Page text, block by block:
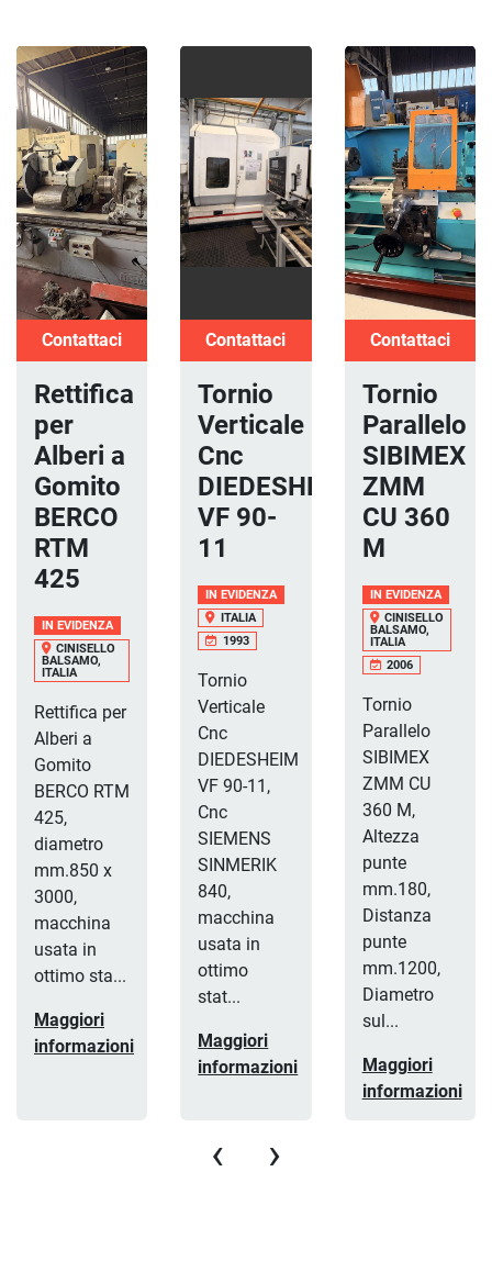
Contattaci
Rettifica
per
Alberi a
Gomito
BERCO
RTM
425
IN EVIDENZA
CINISELLO
BALSAMO,
ITALIA
Rettifica per
Alberi a
Gomito
BERCO RTM
425,
diametro
mm.850 x
3000,
macchina
usata in
ottimo sta...
Maggiori
informazioni
Contattaci
Tornio
Verticale
Cnc
DIEDESHEIM
VF 90-
11
IN EVIDENZA
ITALIA
1993
Tornio
Verticale
Cnc
DIEDESHEIM
VF 90-11,
Cnc
SIEMENS
SINMERIK
840,
macchina
usata in
ottimo
stat...
Maggiori
informazioni
Contattaci
Tornio
Parallelo
SIBIMEX
ZMM
CU 360
M
IN EVIDENZA
CINISELLO
BALSAMO,
ITALIA
2006
Tornio
Parallelo
SIBIMEX
ZMM CU
360 M,
Altezza
punte
mm.180,
Distanza
punte
mm.1200,
Diametro
sul...
Maggiori
informazioni
‹ ›